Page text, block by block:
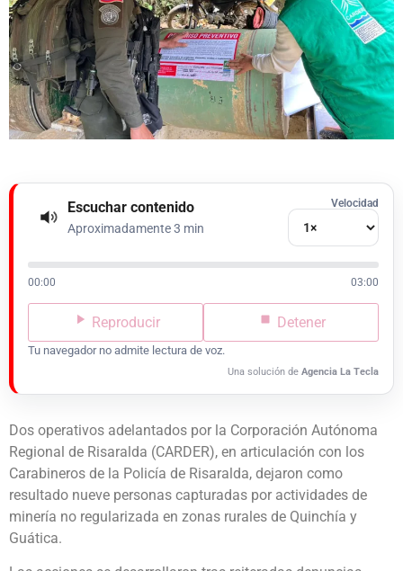
Escuchar contenido
Aproximadamente 3 min
Velocidad
00:00 03:00
Reproducir Detener
Tu navegador no admite lectura de voz.
Una solución de Agencia La Tecla
Dos operativos adelantados por la Corporación Autónoma
Regional de Risaralda (CARDER), en articulación con los
Carabineros de la Policía de Risaralda, dejaron como
resultado nueve personas capturadas por actividades de
minería no regularizada en zonas rurales de Quinchía y
Guática.